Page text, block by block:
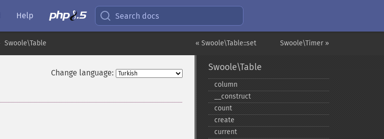
Help Search docs
Swoole\Timer »
« Swoole\Table::set
Swoole\Table
Change language:
Swoole\Table
column
_​_​construct
count
create
current